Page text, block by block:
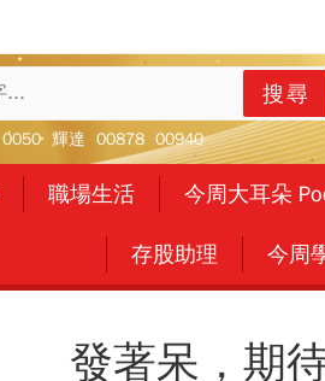
搜尋
0050 輝達 00878 00940
職場生活 今周大耳朵
存股助理 今周
發著呆，期